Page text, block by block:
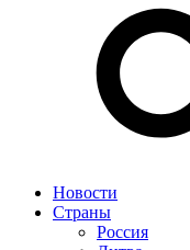
Новости
Страны
Россия